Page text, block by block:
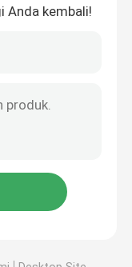
Anda kembali!